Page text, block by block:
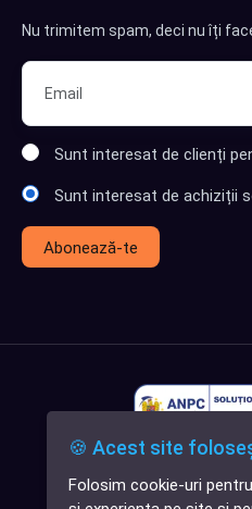
Nu trimitem spam, deci nu îți
Sunt interesat de clienți
Sunt interesat de achiziții
Abonează-te
🍪 Acest site
Folosim cookie-uri